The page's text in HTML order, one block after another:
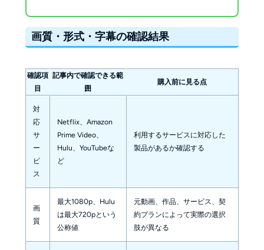
画質・形式・字幕の確認結果
確認項
目
記事内で確認できる範
囲
購入前に見る点
対
応
サ
ー
ビ
ス
Netflix、Amazon
Prime Video、
Hulu、YouTubeな
ど
利用するサービスに対応した
製品があるか確認する
画
質
最大1080p、Hulu
は最大720pという
公称値
元動画、作品、サービス、契
約プランによって実際の選択
肢が異なる